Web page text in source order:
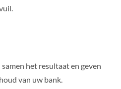
het resultaat en geven
van uw bank.